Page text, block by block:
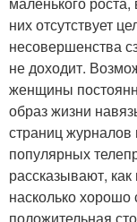
них отсутствует
несовершенства
не доходит.
женщины
образ жизни
страниц
популярных
рассказывают,
насколько хорошо
положительная